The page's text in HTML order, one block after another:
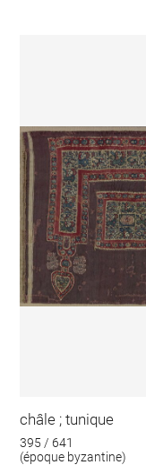
châle ; tunique
395 / 641
(époque byzantine)